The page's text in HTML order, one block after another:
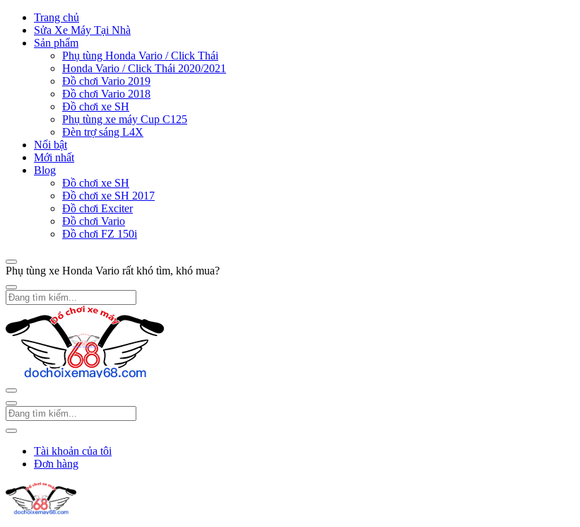
Trang chủ
Sửa Xe Máy Tại Nhà
Sản phẩm
Phụ tùng Honda Vario / Click Thái
Honda Vario / Click Thái 2020/2021
Đồ chơi Vario 2019
Đồ chơi Vario 2018
Đồ chơi xe SH
Phụ tùng xe máy Cup C125
Đèn trợ sáng L4X
Nổi bật
Mới nhất
Blog
Đồ chơi xe SH
Đồ chơi xe SH 2017
Đồ chơi Exciter
Đồ chơi Vario
Đồ chơi FZ 150i
Phụ tùng xe Honda Vario rất khó tìm, khó mua?
Tài khoản của tôi
Đơn hàng